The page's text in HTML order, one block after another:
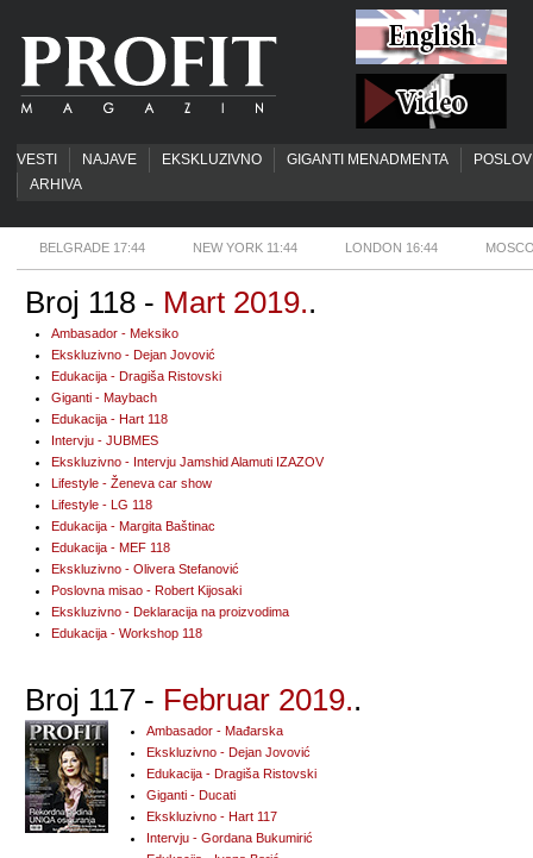
VESTI NAJAVE EKSKLUZIVNO GIGANTI MENADMENTA
ARHIVA
BELGRADE 17:44 NEW YORK 11:44 LONDON 16:44
Broj 118 - Mart 2019..
Ambasador - Meksiko
Ekskluzivno - Dejan Jovović
Edukacija - Dragiša Ristovski
Giganti - Maybach
Edukacija - Hart 118
Intervju - JUBMES
Ekskluzivno - Intervju Jamshid Alamuti IZAZOV
Lifestyle - Ženeva car show
Lifestyle - LG 118
Edukacija - Margita Baštinac
Edukacija - MEF 118
Ekskluzivno - Olivera Stefanović
Poslovna misao - Robert Kijosaki
Ekskluzivno - Deklaracija na proizvodima
Edukacija - Workshop 118
Broj 117 - Februar 2019..
Ambasador - Mađarska
Ekskluzivno - Dejan Jovović
Edukacija - Dragiša Ristovski
Giganti - Ducati
Ekskluzivno - Hart 117
Intervju - Gordana Bukumirić